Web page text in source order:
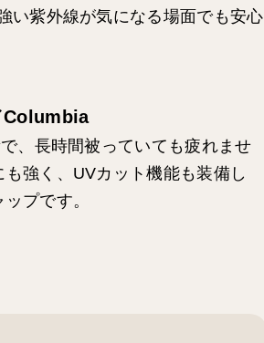
い紫外線が気になる場面でも安心
Columbia
、長時間被っていても疲れませ
強く、UVカット機能も装備し
プです。